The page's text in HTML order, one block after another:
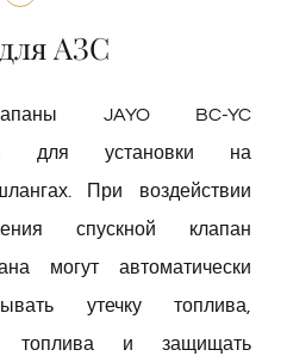
АЗС
JAYO BC-YC
для установки на
При воздействии
спускной клапан
могут автоматически
утечку топлива,
топлива и защищать